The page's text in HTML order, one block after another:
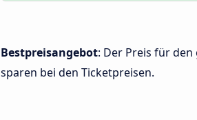
Bestpreisangebot: Der Preis für
sparen bei den Ticketpreisen.